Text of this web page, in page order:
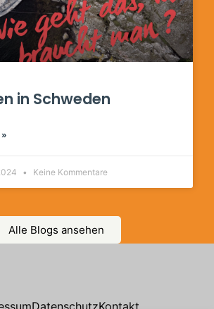
in Schweden
»
Keine Kommentare
Alle Blogs ansehen
DatenschutzKontakt